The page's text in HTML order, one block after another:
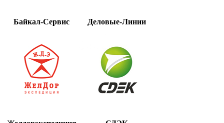
Байкал-Сервис Деловые-Линии